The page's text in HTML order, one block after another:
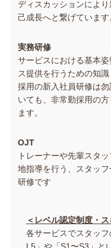
ディスカッションによ
己成長へと繋げています
実務研修
サービスにおける基本
ス提供を行うための知
採用の新入社員研修は
いても、非常勤採用の
ます。
OJT
トレーナーや先輩スタ
地指導を行う、スタッ
研修です
＜レベル認定制度・
各サービスでスタッ